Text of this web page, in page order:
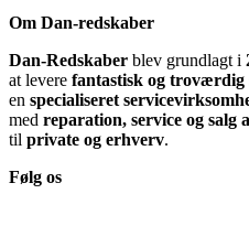
Om Dan-redskaber
Dan-Redskaber blev grundlagt i
at levere fantastisk og troværdig
en specialiseret
med reparation, service og salg
til private og erhverv.
Følg os